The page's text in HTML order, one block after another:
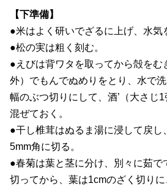
【下準備】
●米はよく研いでざるに上げ、水気
●松の実は粗く刻む。
●えびは背ワタを取ってから殻をむ
外）でもんでぬめりをとり、水で
幅のぶつ切りにして、酒’（大さじ
混ぜておく。
●干し椎茸はぬるま湯に浸して戻し
5mm角に切る。
●春菊は葉と茎に分け、別々に茹で
切ってから、葉は1cmのざく切り